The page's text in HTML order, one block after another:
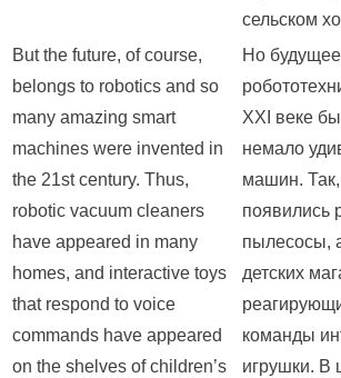
сельском
But the future, of course,
belongs to robotics and so
many amazing smart
machines were invented in
the 21st century. Thus,
robotic vacuum cleaners
have appeared in many
homes, and interactive toys
that respond to voice
commands have appeared
on the shelves of children’s
Но
ХХI веке
немало
машин.
появились
пылесосы,
детских
команды
игрушки. В